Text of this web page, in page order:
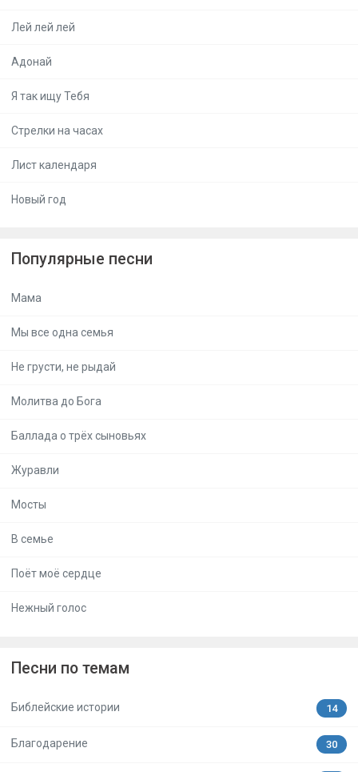
Лей лей лей
Адонай
Я так ищу Тебя
Стрелки на часах
Лист календаря
Новый год
Популярные песни
Мама
Мы все одна семья
Не грусти, не рыдай
Молитва до Бога
Баллада о трёх сыновьях
Журавли
Мосты
В семье
Поёт моё сердце
Нежный голос
Песни по темам
Библейские истории 14
Благодарение 30